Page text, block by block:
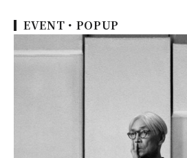
EVENT・POPUP